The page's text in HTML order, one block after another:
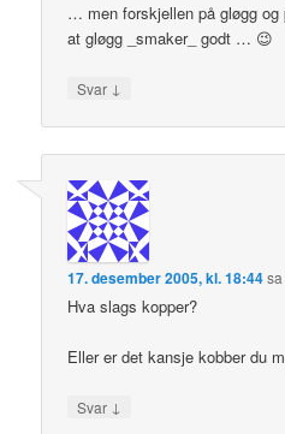
… men forskjellen på gløgg og
at gløgg _smaker_ godt … 😉
Svar ↓
17. desember 2005, kl. 18:44sa
Hva slags kopper?
Eller er det kansje kobber du
Svar ↓